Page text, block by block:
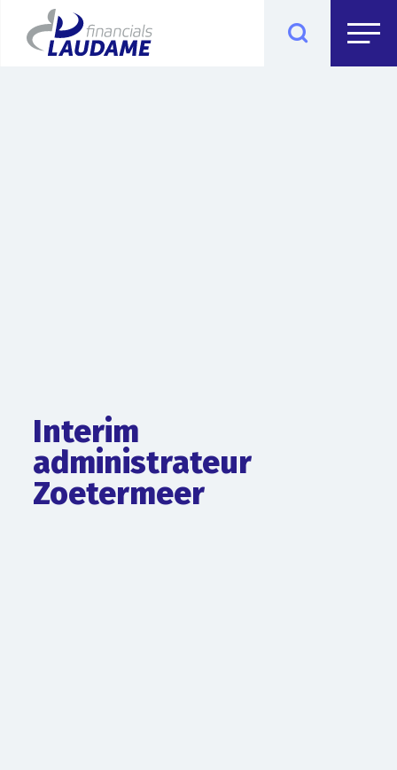
Interim
administrateur
Zoetermeer